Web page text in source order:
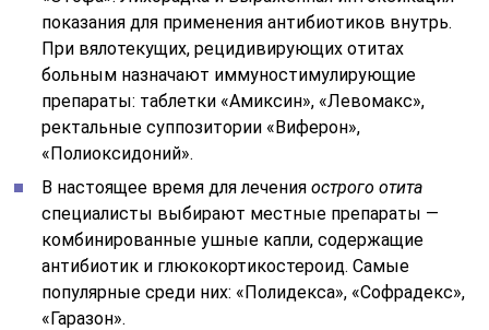
показания для применения антибиотиков внутрь.
При вялотекущих, рецидивирующих отитах
больным назначают иммуностимулирующие
препараты: таблетки «Амиксин», «Левомакс»,
ректальные суппозитории «Виферон»,
«Полиоксидоний».
В настоящее время для леченияострого отита
специалисты выбирают местные препараты —
комбинированные ушные капли, содержащие
антибиотик и глюкокортикостероид. Самые
популярные среди них: «Полидекса», «Софрадекс»,
«Гаразон».